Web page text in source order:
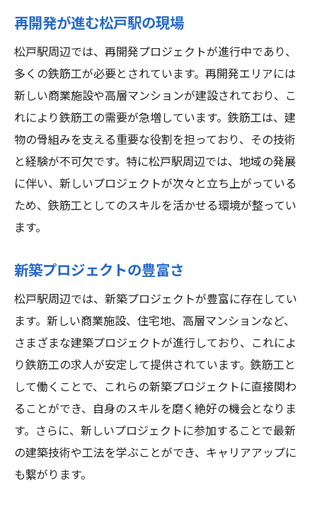
再開発が進む松戸駅の現場
松戸駅周辺では、再開発プロジェクトが進行中であり、
多くの鉄筋工が必要とされています。再開発エリアには
新しい商業施設や高層マンションが建設されており、こ
れにより鉄筋工の需要が急増しています。鉄筋工は、建
物の骨組みを支える重要な役割を担っており、その技術
と経験が不可欠です。特に松戸駅周辺では、地域の発展
に伴い、新しいプロジェクトが次々と立ち上がっている
ため、鉄筋工としてのスキルを活かせる環境が整ってい
ます。
新築プロジェクトの豊富さ
松戸駅周辺では、新築プロジェクトが豊富に存在してい
ます。新しい商業施設、住宅地、高層マンションなど、
さまざまな建築プロジェクトが進行しており、これによ
り鉄筋工の求人が安定して提供されています。鉄筋工と
して働くことで、これらの新築プロジェクトに直接関わ
ることができ、自身のスキルを磨く絶好の機会となりま
す。さらに、新しいプロジェクトに参加することで最新
の建築技術や工法を学ぶことができ、キャリアアップに
も繋がります。